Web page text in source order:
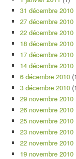
31 décembre 2010
27 décembre 2010
22 décembre 2010
18 décembre 2010
17 décembre 2010
14 décembre 2010
6 décembre 2010
3 décembre 2010
29 novembre 2010
26 novembre 2010
25 novembre 2010
23 novembre 2010
22 novembre 2010
19 novembre 2010